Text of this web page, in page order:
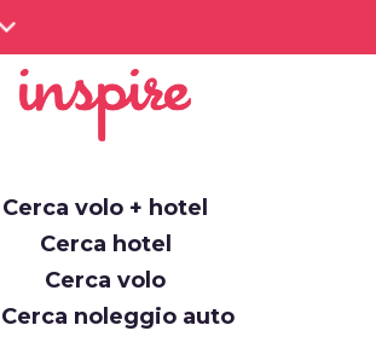
Cerca volo + hotel
Cerca hotel
Cerca volo
Cerca noleggio auto